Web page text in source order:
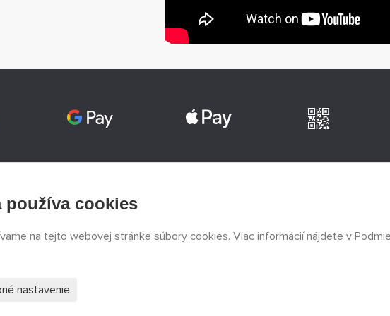
info@peckamodel.cz
Súhlasím so
používa cookies
na tejto webovej stránke súbory cookies. Viac informácií nájdete v
nastavenie